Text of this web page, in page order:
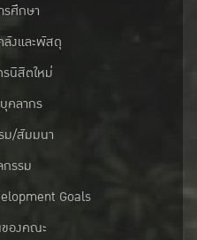
ศึกษา
ลังและพัสดุ
นิสิตใหม่
คลากร
ม/สัมมนา
รรม
Goals
องคณะ